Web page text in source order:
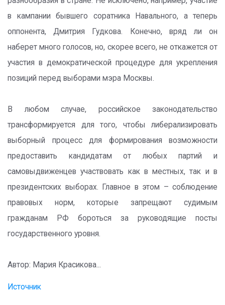
в кампании бывшего соратника Навального, а теперь
оппонента, Дмитрия Гудкова. Конечно, вряд ли он
наберет много голосов, но, скорее всего, не откажется от
участия в демократической процедуре для укрепления
позиций перед выборами мэра Москвы.
В любом случае, российское законодательство
трансформируется для того, чтобы либерализировать
выборный процесс для формирования возможности
предоставить кандидатам от любых партий и
самовыдвиженцев участвовать как в местных, так и в
президентских выборах. Главное в этом – соблюдение
правовых норм, которые запрещают судимым
гражданам РФ бороться за руководящие посты
государственного уровня.
Автор: Мария Красикова...
Источник